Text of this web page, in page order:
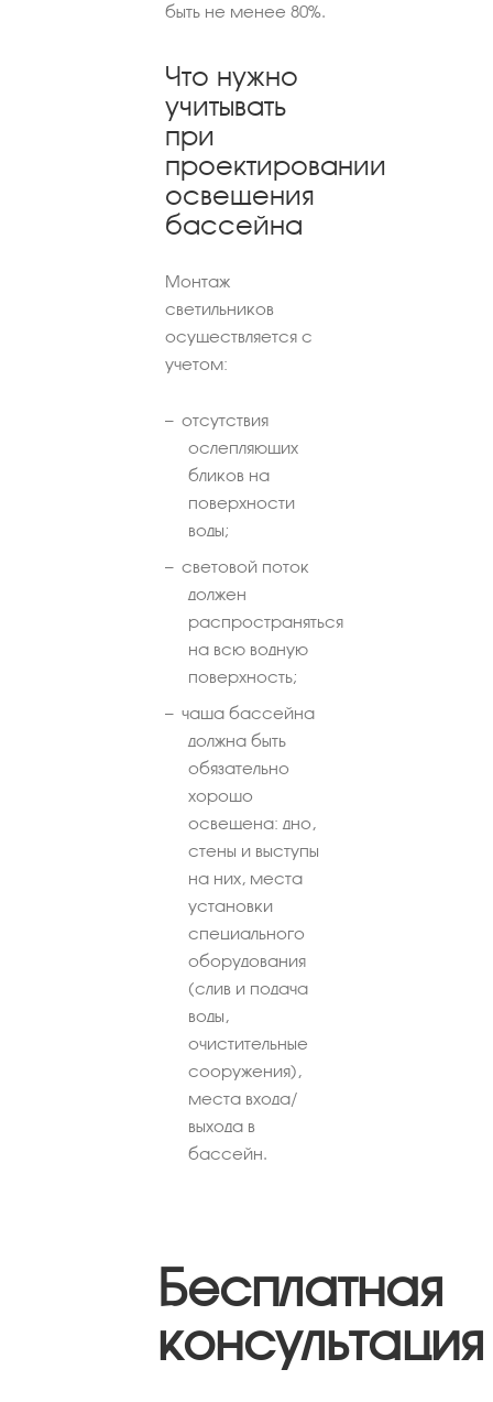
быть не менее 80%.
Что нужно
учитывать
при
проектировании
освещения
бассейна
Монтаж
светильников
осуществляется с
учетом:
отсутствия
ослепляющих
бликов на
поверхности
воды;
световой поток
должен
распространяться
на всю водную
поверхность;
чаша бассейна
должна быть
обязательно
хорошо
освещена: дно,
стены и выступы
на них, места
установки
специального
оборудования
(слив и подача
воды,
очистительные
сооружения),
места входа/
выхода в
бассейн.
Бесплатная
консультация